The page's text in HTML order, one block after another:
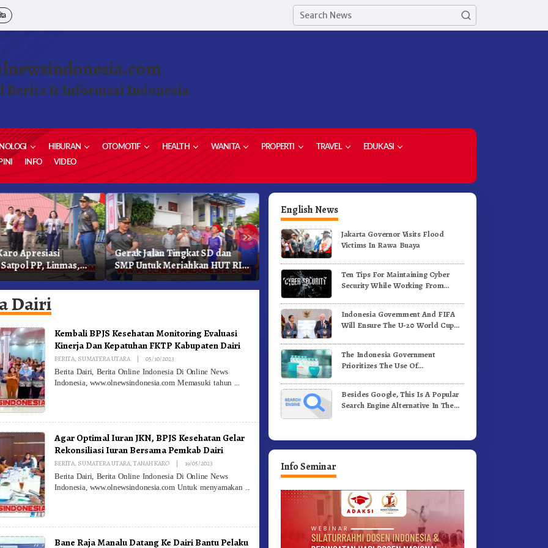
Berita & Informasi Indonesia
HIBURAN OTOMOTIF HEALTH WANITA PROPERTI TRAVEL
EDUKASI
INFO VIDEO
»
Jalan Tingkat SD dan
Meriahkan HUT RI
Dibuka Sekda Karo
Ketua Demokrat Kabupaten
Karo Pimpin Laskar Biru
Bergerak.!
Meriahkan HUT RI Ke-81
Pemkab Karo Gelar Gerak
Jalan Kemerdekaan.!
Pemkab Karo Gelar
Pertandingan Olahraga
Dairi
Kembali BPJS Kesehatan Monitoring Evaluasi
Kinerja Dan Kepatuhan FKTP Kabupaten Dairi
BERITA, SUMATERA UTARA | 05/10/2023
Berita Dairi, Berita Online Indonesia Di Online News
Indonesia, www.olnewsindonesia.com Memasuki tahun
Agar Optimal Iuran JKN, BPJS Kesehatan Gelar
Rekonsiliasi Iuran Bersama Pemkab Dairi
BERITA, SUMATERA UTARA,TANAH KARO | 19/05/2023
Berita Dairi, Berita Online Indonesia Di Online News
Indonesia, www.olnewsindonesia.com Untuk menyamakan
Bane Raja Manalu Datang Ke Dairi Bantu Pelaku
English News
Jakarta Governor Visits Flood
Victims In Rawa Buaya
Ten Tips For Maintaining Cyber
Security While Working From
Indonesia Government And FIFA
Will Ensure The U-20 World Cup
Standards
The Indonesia Government
Prioritizes The Use Of
Vaccines
Besides Google, This Is A Popular
Search Engine Alternative In The
Info Seminar